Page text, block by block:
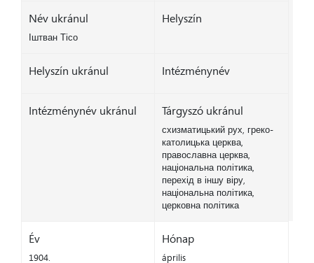
Név ukránul
Іштван Тісо
Helyszín
Helyszín ukránul Intézménynév
Intézménynév ukránul Tárgyszó ukránul
схизматицький рух, греко-
католицька церква,
православна церква,
національна політика,
перехід в іншу віру,
національна політика,
церковна політика
Év
1904.
Hónap
április